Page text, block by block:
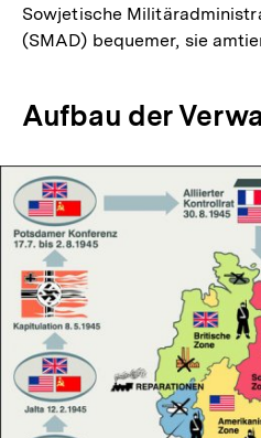
Sowjetische
(SMAD) bequemer, sie
Aufbau der
In